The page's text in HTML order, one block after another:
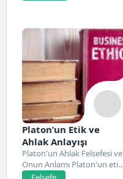
Platon’un Etik ve
Ahlak Anlayışı
Platon'un Ahlak Felsefesi ve
Onun Anlamı Platon'un etik
ve ahlak...